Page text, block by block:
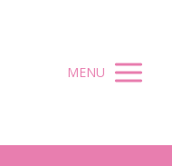
MENU